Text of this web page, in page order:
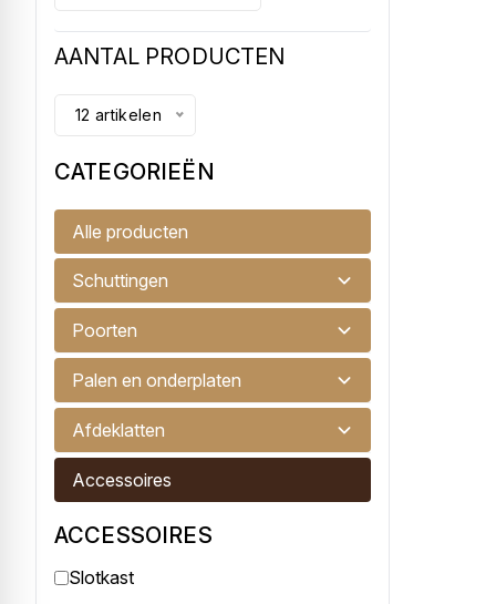
AANTAL PRODUCTEN
12 artikelen
CATEGORIEËN
Alle producten
Schuttingen
Poorten
Palen en onderplaten
Afdeklatten
Accessoires
ACCESSOIRES
Slotkast
Pluggen Fischer DuoPower 8x40
Pluggen ten behoeve van montage
€ 0,15